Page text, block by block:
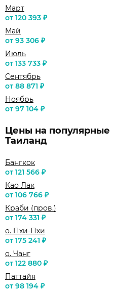
Март
от 120 393 ₽
Май
от 93 306 ₽
Июль
от 133 733 ₽
Сентябрь
от 88 871 ₽
Ноябрь
от 97 104 ₽
Цены на популярные
Таиланд
Бангкок
от 121 566 ₽
Као Лак
от 106 766 ₽
Краби (пров.)
от 174 331 ₽
о. Пхи-Пхи
от 175 241 ₽
о. Чанг
от 122 880 ₽
Паттайя
от 98 194 ₽